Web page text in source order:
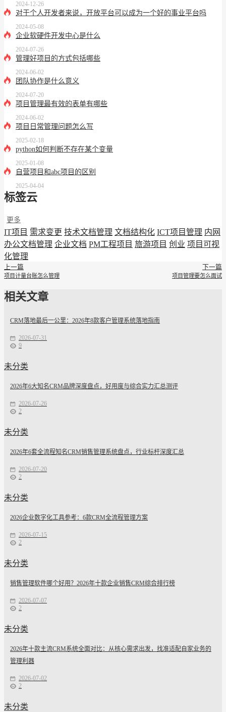
2024-12-26
对于个人开发者来说，开放平台可以成为一个好的事业平台吗
2024-05-08
企业软硬件开发中心是什么
2024-07-26
管理好项目的方式包括哪些
2024-06-02
团队协作是什么意义
2024-07-20
项目管理最有效的表单有哪些
2024-06-02
项目日常管理问题怎么写
2025-02-18
python如何判断不存在某个变量
2025-01-08
自营项目和abc项目的区别
2025-04-04
标签云
更多
IT项目 需求变更 技术文档管理 文档结构化 ICT项目管理 内网
办公文档管理 企业文档 PM工程项目 旅游项目 创业 项目可视
化管理
上一篇
项目计量台账怎么管理
下一篇
项目管理要怎么面试
相关文章
CRM落地最后一公里：2026年8款客户管理系统落地指南
2026-07-31
9
未分类
2026年6大知名CRM品牌深度盘点，好用度与综合实力汇总测评
2026-07-26
2
未分类
2026年6套全流程知名CRM销售管理系统盘点，行业标杆深度汇总
2026-07-20
2
未分类
2026企业数字化工具参考：6款CRM全流程管理方案
2026-07-15
2
未分类
销售管理软件哪个好用？2026年十款企业销售CRM综合排行榜
2026-07-07
2
未分类
2026年十款主流CRM系统全面对比：从核心需求出发，找准适配自家业务的
管理利器
2026-07-02
2
未分类